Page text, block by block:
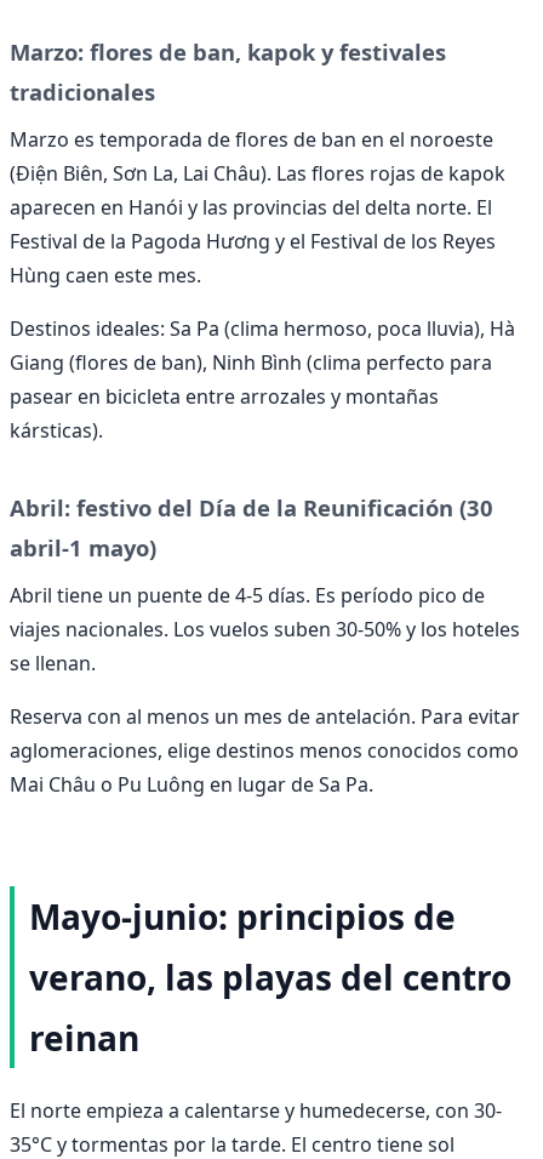
Marzo: flores de ban, kapok y festivales
tradicionales
Marzo es temporada de flores de ban en el noroeste
(Điện Biên, Sơn La, Lai Châu). Las flores rojas de kapok
aparecen en Hanói y las provincias del delta norte. El
Festival de la Pagoda Hương y el Festival de los Reyes
Hùng caen este mes.
Destinos ideales: Sa Pa (clima hermoso, poca lluvia), Hà
Giang (flores de ban), Ninh Bình (clima perfecto para
pasear en bicicleta entre arrozales y montañas
kársticas).
Abril: festivo del Día de la Reunificación (30
abril-1 mayo)
Abril tiene un puente de 4-5 días. Es período pico de
viajes nacionales. Los vuelos suben 30-50% y los hoteles
se llenan.
Reserva con al menos un mes de antelación. Para evitar
aglomeraciones, elige destinos menos conocidos como
Mai Châu o Pu Luông en lugar de Sa Pa.
Mayo-junio: principios de
verano, las playas del centro
reinan
El norte empieza a calentarse y humedecerse, con 30-
35°C y tormentas por la tarde. El centro tiene sol